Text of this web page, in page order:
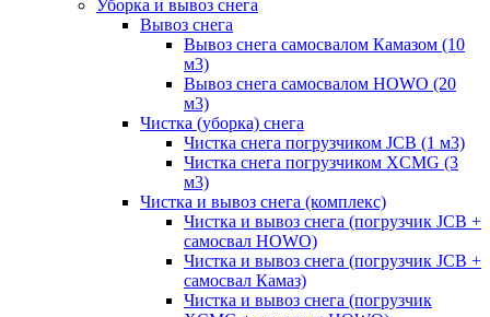
Уборка и вывоз снега
Вывоз снега
Вывоз снега самосвалом Камазом (10
м3)
Вывоз снега самосвалом HOWO (20
м3)
Чистка (уборка) снега
Чистка снега погрузчиком JCB (1 м3)
Чистка снега погрузчиком XCMG (3
м3)
Чистка и вывоз снега (комплекс)
Чистка и вывоз снега (погрузчик JCB +
самосвал HOWO)
Чистка и вывоз снега (погрузчик JCB +
самосвал Камаз)
Чистка и вывоз снега (погрузчик